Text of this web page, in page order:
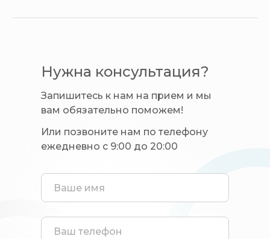
Нужна консультация?
Запишитесь к нам на прием и мы
вам обязательно поможем!
Или позвоните нам по телефону
ежедневно с 9:00 до 20:00